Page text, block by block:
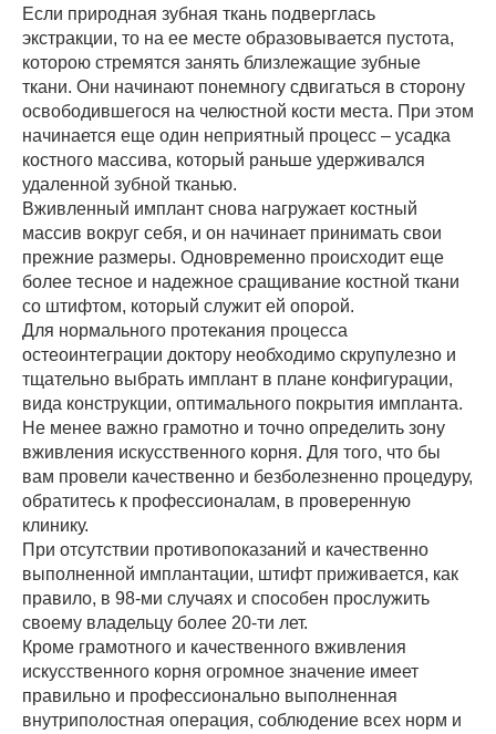
Если природная зубная ткань подверглась
экстракции, то на ее месте образовывается пустота,
которою стремятся занять близлежащие зубные
ткани. Они начинают понемногу сдвигаться в сторону
освободившегося на челюстной кости места. При этом
начинается еще один неприятный процесс – усадка
костного массива, который раньше удерживался
удаленной зубной тканью.
Вживленный имплант снова нагружает костный
массив вокруг себя, и он начинает принимать свои
прежние размеры. Одновременно происходит еще
более тесное и надежное сращивание костной ткани
со штифтом, который служит ей опорой.
Для нормального протекания процесса
остеоинтеграции доктору необходимо скрупулезно и
тщательно выбрать имплант в плане конфигурации,
вида конструкции, оптимального покрытия импланта.
Не менее важно грамотно и точно определить зону
вживления искусственного корня. Для того, что бы
вам провели качественно и безболезненно процедуру,
обратитесь к профессионалам, в проверенную
клинику.
При отсутствии противопоказаний и качественно
выполненной имплантации, штифт приживается, как
правило, в 98-ми случаях и способен прослужить
своему владельцу более 20-ти лет.
Кроме грамотного и качественного вживления
искусственного корня огромное значение имеет
правильно и профессионально выполненная
внутриполостная операция, соблюдение всех норм и